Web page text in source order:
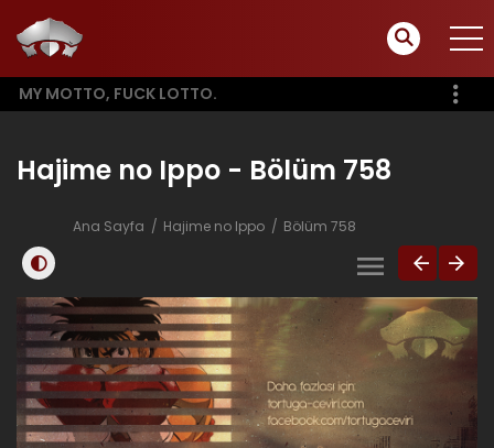
MY MOTTO, FUCK LOTTO.
Hajime no Ippo - Bölüm 758
Ana Sayfa Hajime no Ippo Bölüm 758